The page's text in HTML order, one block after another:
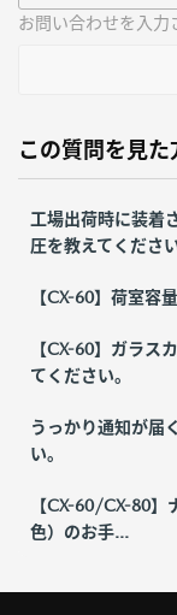
お問い合わせを入力
この質問を見
工場出荷時に装着
圧を教えてくださ
【CX-60】荷室容
【CX-60】ガラス
てください。
うっかり通知が届
い。
【CX-60/CX-80
色）のお手...